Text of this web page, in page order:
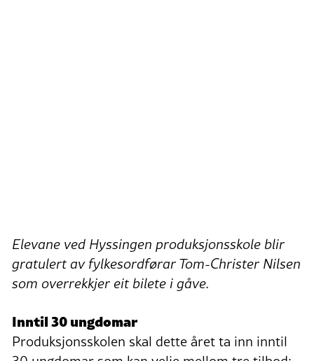
Elevane ved Hyssingen produksjonsskole blir
gratulert av fylkesordførar Tom-Christer Nilsen
som overrekkjer eit bilete i gåve.
Inntil 30 ungdomar
Produksjonsskolen skal dette året ta inn inntil